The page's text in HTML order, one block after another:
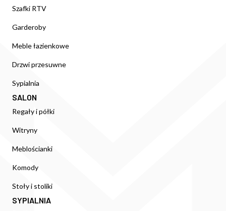
Szafki RTV
Garderoby
Meble łazienkowe
Drzwi przesuwne
Sypialnia
SALON
Regały i półki
Witryny
Meblościanki
Komody
Stoły i stoliki
SYPIALNIA